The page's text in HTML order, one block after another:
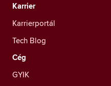
Karrier
Karrierportál
Tech Blog
Cég
GYIK